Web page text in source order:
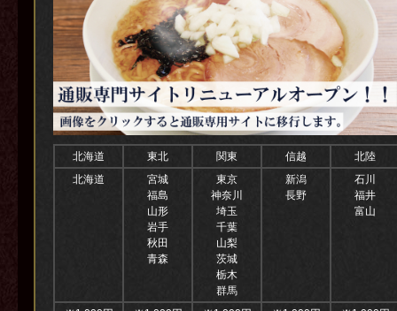
北海道 東北 関東 信越
北陸
北海道
宮城
福島
山形
岩手
秋田
青森
東京
神奈川
埼玉
千葉
山梨
茨城
栃木
群馬
新潟
長野
石川
福井
富山